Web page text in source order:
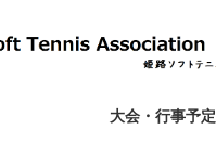
大会・行事予定